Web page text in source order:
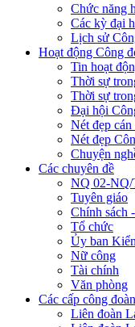
Chức năng
Các kỳ đại
Lịch sử
Hoạt động Công
Tin hoạt
Thời sự
Thời sự
Đại hội
Nét đẹp
Nét đẹp
Chuyện
Các chuyên đề
NQ 02-NQ/
Tuyên giáo
Chính sách
Tổ chức
Ủy ban
Nữ công
Tài chính
Văn phòng
Các cấp công đoàn
Liên đoàn